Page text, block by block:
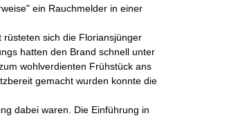
ein Rauchmelder in einer
rüsteten sich die Floriansjünger
hatten den Brand schnell unter
wohlverdienten Frühstück ans
gemacht wurden konnte die
dabei waren. Die Einführung in